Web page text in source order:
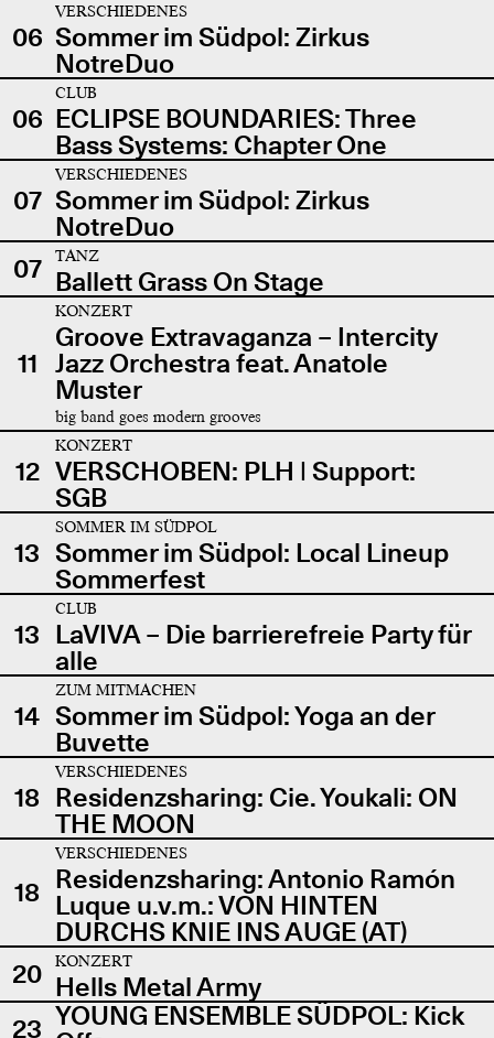
06
VERSCHIEDENES
Sommer im Südpol: Zirkus
NotreDuo
06
CLUB
ECLIPSE BOUNDARIES: Three
Bass Systems: Chapter One
07
VERSCHIEDENES
Sommer im Südpol: Zirkus
NotreDuo
07
TANZ
Ballett Grass On Stage
11
KONZERT
Groove Extravaganza – Intercity
Jazz Orchestra feat. Anatole
Muster
big band goes modern grooves
12
KONZERT
VERSCHOBEN: PLH | Support:
SGB
13
SOMMER IM SÜDPOL
Sommer im Südpol: Local Lineup
Sommerfest
13
CLUB
LaVIVA – Die barrierefreie Party für
alle
14
ZUM MITMACHEN
Sommer im Südpol: Yoga an der
Buvette
18
VERSCHIEDENES
Residenzsharing: Cie. Youkali: ON
THE MOON
18
VERSCHIEDENES
Residenzsharing: Antonio Ramón
Luque u.v.m.: VON HINTEN
DURCHS KNIE INS AUGE (AT)
20
KONZERT
Hells Metal Army
23 YOUNG ENSEMBLE SÜDPOL: Kick